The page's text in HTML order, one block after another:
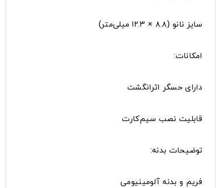
سایز نانو (۸.۸ × ۱۲.۳ میلی‌متر)
امکانات:
دارای حسگر اثرانگشت
قابلیت نصب سیم‌کارت
توضیحات بدنه:
فریم و بدنه آلومینیومی